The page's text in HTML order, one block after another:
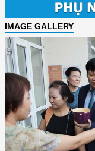
IMAGE GALLERY